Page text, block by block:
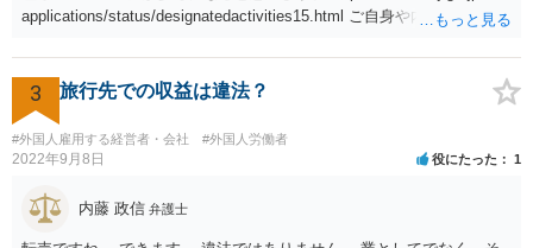
applications/status/designatedactivities15.html ご自身や内定先企業で
いる弁護士や行政書士に相談されるのが良いです。
3 旅行先での収益は違法？
#外国人雇用する経営者・会社 #外国人労働者
2022年9月8日 役にたった 1
内藤 政信 弁護士